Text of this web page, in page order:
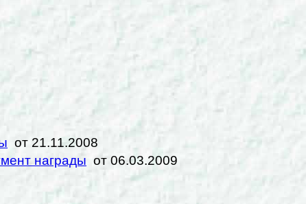
от 21.11.2008
награды от 06.03.2009